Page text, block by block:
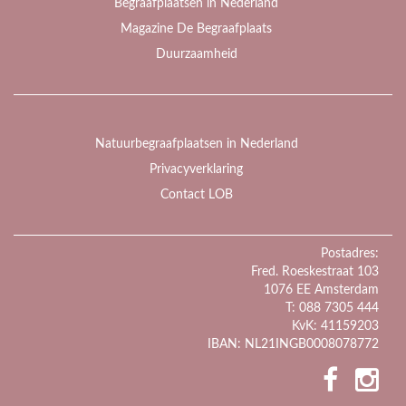
Begraafplaatsen in Nederland
Magazine De Begraafplaats
Duurzaamheid
Natuurbegraafplaatsen in Nederland
Privacyverklaring
Contact LOB
Postadres:
Fred. Roeskestraat 103
1076 EE Amsterdam
T: 088 7305 444
KvK: 41159203
IBAN: NL21INGB0008078772